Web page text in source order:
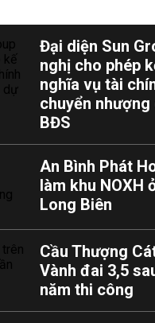
Đại diện Sun
nghị cho phép
nghĩa vụ tài
chuyển nhượng
BĐS
An Bình Phát
làm khu NOXH
Long Biên
Cầu Thượng
Vành đai 3,5
năm thi công